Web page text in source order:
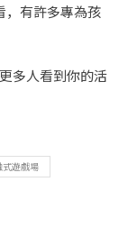
，有許多專為孩
多人看到你的活
式遊戲場